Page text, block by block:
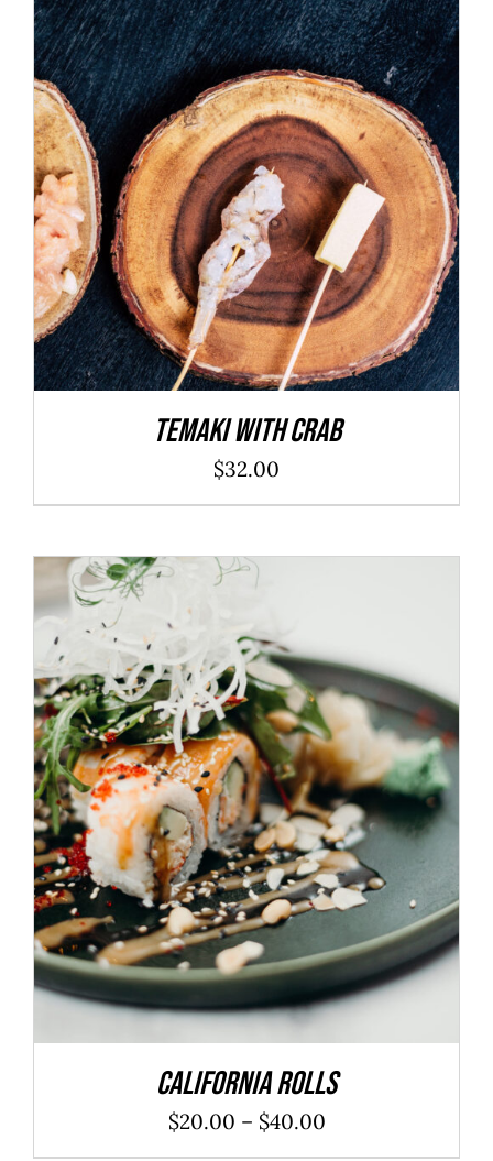
ADD TO CART / DÉTAILS
Temaki With Crab
$32.00
SELECT OPTIONS / DÉTAILS
California Rolls
$20.00 – $40.00